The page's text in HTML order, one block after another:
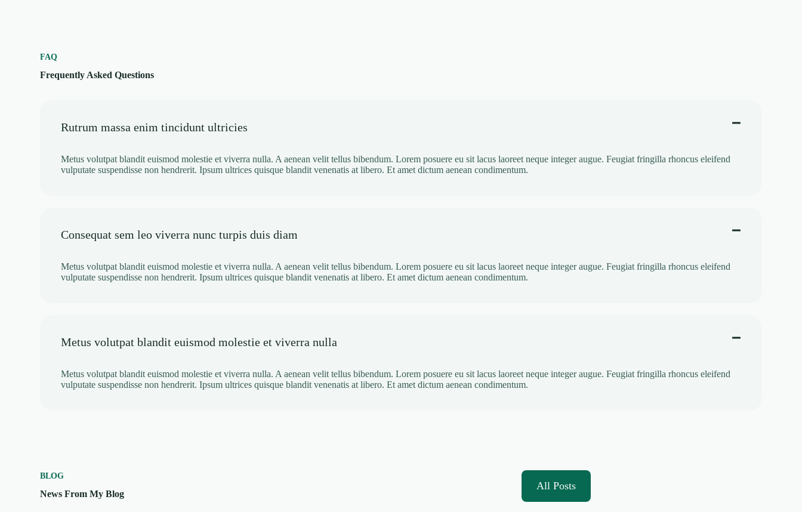
FAQ
Frequently Asked Questions
Rutrum massa enim tincidunt ultricies
Metus volutpat blandit euismod molestie et viverra nulla. A aenean velit tellus bibendum. Lorem posuere eu sit lacus laoreet neque integer augue. Feugiat fringilla rhoncus eleifend
vulputate suspendisse non hendrerit. Ipsum ultrices quisque blandit venenatis at libero. Et amet dictum aenean condimentum.
Consequat sem leo viverra nunc turpis duis diam
Metus volutpat blandit euismod molestie et viverra nulla. A aenean velit tellus bibendum. Lorem posuere eu sit lacus laoreet neque integer augue. Feugiat fringilla rhoncus eleifend
vulputate suspendisse non hendrerit. Ipsum ultrices quisque blandit venenatis at libero. Et amet dictum aenean condimentum.
Metus volutpat blandit euismod molestie et viverra nulla
Metus volutpat blandit euismod molestie et viverra nulla. A aenean velit tellus bibendum. Lorem posuere eu sit lacus laoreet neque integer augue. Feugiat fringilla rhoncus eleifend
vulputate suspendisse non hendrerit. Ipsum ultrices quisque blandit venenatis at libero. Et amet dictum aenean condimentum.
BLOG
News From My Blog
All Posts